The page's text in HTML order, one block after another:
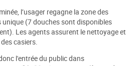
l’usager regagne la zone des
(7 douches sont disponibles
Les agents assurent le nettoyage et
casiers.
l'entrée du public dans